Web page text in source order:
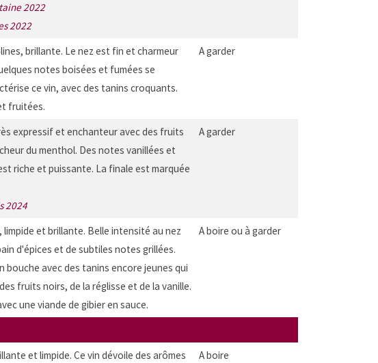
2022
2022
brillante. Le nez est fin et charmeur
notes boisées et fumées se
ce vin, avec des tanins croquants.
fruitées.
A garder
expressif et enchanteur avec des fruits
du menthol. Des notes vanillées et
riche et puissante. La finale est marquée
2024
A garder
et brillante. Belle intensité au nez
d'épices et de subtiles notes grillées.
avec des tanins encore jeunes qui
fruits noirs, de la réglisse et de la vanille.
une viande de gibier en sauce.
A boire ou à garder
et limpide. Ce vin dévoile des arômes
A boire